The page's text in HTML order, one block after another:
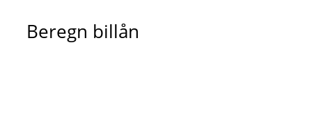
Beregn billån